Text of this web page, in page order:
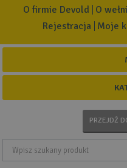
Rejestracja Moje
O firmie Devold O
PRZEJDŹ